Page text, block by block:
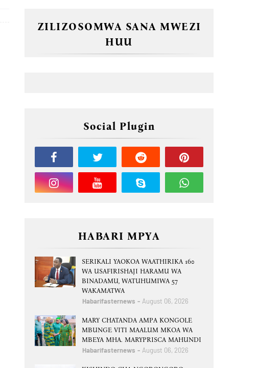
ZILIZOSOMWA SANA MWEZI
HUU
Social Plugin
HABARI MPYA
SERIKALI YAOKOA WAATHIRIKA 160
WA USAFIRISHAJI HARAMU WA
BINADAMU, WATUHUMIWA 57
WAKAMATWA
Habarifasternews August 06, 2026
MARY CHATANDA AMPA KONGOLE
MBUNGE VITI MAALUM MKOA WA
MBEYA MHA. MARYPRISCA MAHUNDI
Habarifasternews August 06, 2026